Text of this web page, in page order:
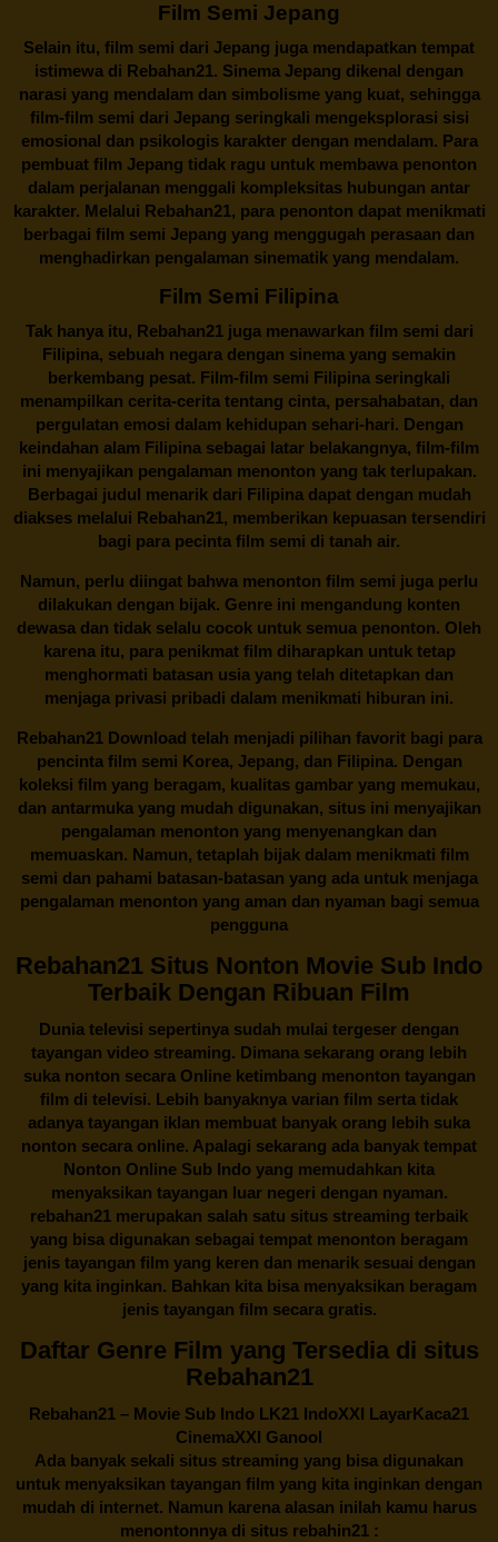
Film Semi Jepang
Selain itu, film semi dari Jepang juga mendapatkan tempat
istimewa di Rebahan21. Sinema Jepang dikenal dengan
narasi yang mendalam dan simbolisme yang kuat, sehingga
film-film semi dari Jepang seringkali mengeksplorasi sisi
emosional dan psikologis karakter dengan mendalam. Para
pembuat film Jepang tidak ragu untuk membawa penonton
dalam perjalanan menggali kompleksitas hubungan antar
karakter. Melalui Rebahan21, para penonton dapat menikmati
berbagai film semi Jepang yang menggugah perasaan dan
menghadirkan pengalaman sinematik yang mendalam.
Film Semi Filipina
Tak hanya itu, Rebahan21juga menawarkan film semi dari
Filipina, sebuah negara dengan sinema yang semakin
berkembang pesat. Film-film semi Filipina seringkali
menampilkan cerita-cerita tentang cinta, persahabatan, dan
pergulatan emosi dalam kehidupan sehari-hari. Dengan
keindahan alam Filipina sebagai latar belakangnya, film-film
ini menyajikan pengalaman menonton yang tak terlupakan.
Berbagai judul menarik dari Filipina dapat dengan mudah
diakses melalui Rebahan21, memberikan kepuasan tersendiri
bagi para pecinta film semi di tanah air.
Namun, perlu diingat bahwa menonton film semi juga perlu
dilakukan dengan bijak. Genre ini mengandung konten
dewasa dan tidak selalu cocok untuk semua penonton. Oleh
karena itu, para penikmat film diharapkan untuk tetap
menghormati batasan usia yang telah ditetapkan dan
menjaga privasi pribadi dalam menikmati hiburan ini.
Rebahan21Download telah menjadi pilihan favorit bagi para
pencinta film semi Korea, Jepang, dan Filipina. Dengan
koleksi film yang beragam, kualitas gambar yang memukau,
dan antarmuka yang mudah digunakan, situs ini menyajikan
pengalaman menonton yang menyenangkan dan
memuaskan. Namun, tetaplah bijak dalam menikmati film
semi dan pahami batasan-batasan yang ada untuk menjaga
pengalaman menonton yang aman dan nyaman bagi semua
pengguna
Rebahan21 Situs Nonton Movie Sub Indo
Terbaik Dengan Ribuan Film
Dunia televisi sepertinya sudah mulai tergeser dengan
tayangan video streaming. Dimana sekarang orang lebih
suka nonton secara Online ketimbang menonton tayangan
film di televisi. Lebih banyaknya varian film serta tidak
adanya tayangan iklan membuat banyak orang lebih suka
nonton secara online. Apalagi sekarang ada banyak tempat
Nonton Online Sub Indo yang memudahkan kita
menyaksikan tayangan luar negeri dengan nyaman.
rebahan21 merupakan salah satu situs streaming terbaik
yang bisa digunakan sebagai tempat menonton beragam
jenis tayangan film yang keren dan menarik sesuai dengan
yang kita inginkan. Bahkan kita bisa menyaksikan beragam
jenis tayangan film secara gratis.
Daftar Genre Film yang Tersedia di situs
Rebahan21
Rebahan21 – Movie Sub Indo LK21 IndoXXI LayarKaca21
CinemaXXI Ganool
Ada banyak sekali situs streaming yang bisa digunakan
untuk menyaksikan tayangan film yang kita inginkan dengan
mudah di internet. Namun karena alasan inilah kamu harus
menontonnya di situs rebahin21 :